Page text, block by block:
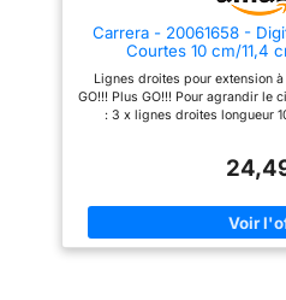
Carrera - 20061658 -
Courtes 10 cm/11,4
Lignes droites pour extension
GO!!! Plus GO!!! Pour agrandir le
: 3 x lignes droites longueur